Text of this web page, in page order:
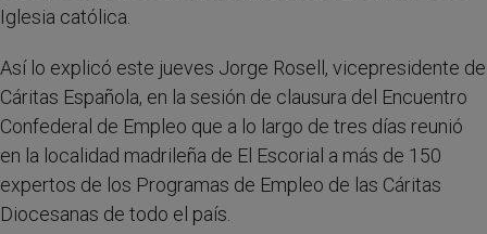
Iglesia católica.
Así lo explicó este jueves Jorge Rosell, vicepresidente de
Cáritas Española, en la sesión de clausura del Encuentro
Confederal de Empleo que a lo largo de tres días reunió
en la localidad madrileña de El Escorial a más de 150
expertos de los Programas de Empleo de las Cáritas
Diocesanas de todo el país.